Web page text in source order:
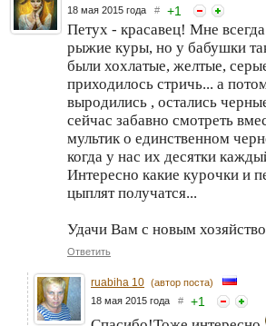
18 мая 2015 года # +1
Петух - красавец! Мне
рыжие куры, но у бабушки
были хохлатые, желтые,
приходилось стричь... а
выродились , остались
сейчас забавно смотреть
мультик о единственном
когда у нас их десятки
Интересно какие курочки и
цыплят получатся...
Удачи Вам с новым
Ответить
ruabiha 10 (автор поста)
18 мая 2015 года # +1